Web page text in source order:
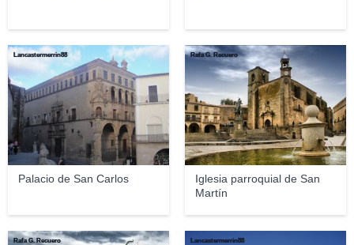
Palacio de San Carlos
Lancastermerrin88
Iglesia parroquial de San
Martín
Rafa G. Recuero
Rafa G. Recuero Lancastermerrin88